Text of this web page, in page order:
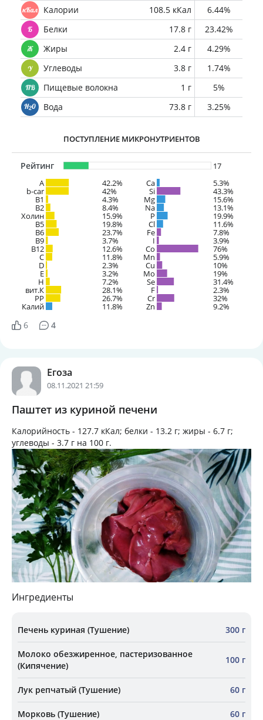
Калории 108.5 кКал
6.44%
Белки
17.8 г
23.42%
Жиры
2.4 г
4.29%
Углеводы
3.8 г
1.74%
Пищевые волокна
1 г
5%
Вода
73.8 г 3.25%
ПОСТУПЛЕНИЕ МИКРОНУТРИЕНТОВ
Рейтинг
17
A
42.2%
b-car 42%
В1 4.3%
B2 8.4%
Холин 15.9%
B5 19.8%
B6 23.7%
B9 3.7%
B12 12.6%
C 11.8%
D 2.3%
E 3.2%
H 7.2%
вит.К 28.1%
PP 26.7%
Калий 11.8%
Ca 5.3%
Si 43.3%
Mg 15.6%
Na 13.1%
P 19.9%
Cl 11.6%
Fe 7.8%
I 3.9%
Co 76%
Mn 5.9%
Cu 10%
Mo 19%
Se 31.4%
F 2.3%
Cr 32%
Zn 9.2%
6 4
Егоза
08.11.2021 21:59
Паштет из куриной печени
Калорийность - 127.7 кКал; белки - 13.2 г; жиры - 6.7 г;
углеводы - 3.7 г на 100 г.
Ингредиенты
Печень куриная (Тушение) 300 г
Молоко обезжиренное, пастеризованное
(Кипячение)
100 г
Лук репчатый (Тушение) 60 г
Морковь (Тушение) 60 г